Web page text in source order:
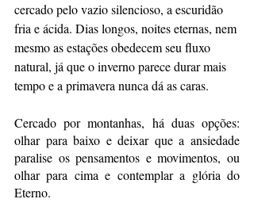
cercado pelo vazio silencioso, a escuridão
fria e ácida. Dias longos, noites eternas, nem
mesmo as estações obedecem seu fluxo
natural, já que o inverno parece durar mais
tempo e a primavera nunca dá as caras.
Cercado por montanhas, há duas opções:
olhar para baixo e deixar que a ansiedade
paralise os pensamentos e movimentos, ou
olhar para cima e contemplar a glória do
Eterno.